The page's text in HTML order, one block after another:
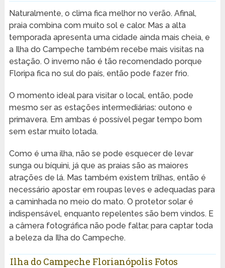
Naturalmente, o clima fica melhor no verão. Afinal,
praia combina com muito sol e calor. Mas a alta
temporada apresenta uma cidade ainda mais cheia, e
a Ilha do Campeche também recebe mais visitas na
estação. O inverno não é tão recomendado porque
Floripa fica no sul do país, então pode fazer frio.
O momento ideal para visitar o local, então, pode
mesmo ser as estações intermediárias: outono e
primavera. Em ambas é possível pegar tempo bom
sem estar muito lotada.
Como é uma ilha, não se pode esquecer de levar
sunga ou bíquini, já que as praias são as maiores
atrações de lá. Mas também existem trilhas, então é
necessário apostar em roupas leves e adequadas para
a caminhada no meio do mato. O protetor solar é
indispensável, enquanto repelentes são bem vindos. E
a câmera fotográfica não pode faltar, para captar toda
a beleza da Ilha do Campeche.
Ilha do Campeche Florianópolis Fotos